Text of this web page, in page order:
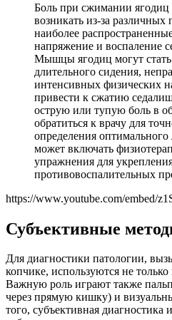
Боль при сжимании ягодиц
возникать из-за
наиболее
напряжение и воспаление
Мышцы ягодиц могут
длительного сидения,
интенсивных физических
привести к сжатию
острую или тупую боль в
обратиться к врачу для
определения оптимального
может включать
упражнения для
противовоспалительных
https://www.youtube.com/embed/
Субъективные
Для диагностики патологии,
копчике, используются не
Важную роль играют также
через прямую кишку) и
того, субъективная диагностика